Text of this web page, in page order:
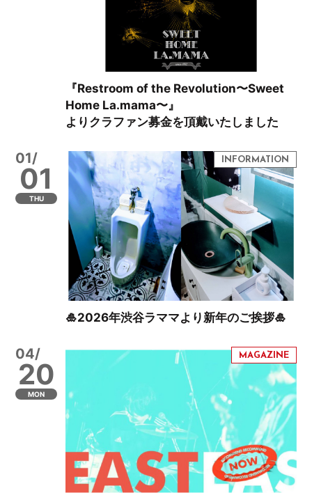
『Restroom of the Revolution〜Sweet
Home La.mama〜』
よりクラファン募金を頂戴いたしました
01/
01
THU
🎍2026年渋谷ラママより新年のご挨拶🎍
04/
20
MON